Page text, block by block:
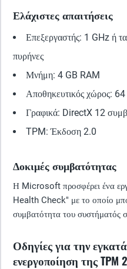
Ελάχιστες απαιτήσεις
Επεξεργαστής: 1 GHz ή
πυρήνες
Μνήμη: 4 GB RAM
Αποθηκευτικός χώρος:
Γραφικά: DirectX 12
TPM: Έκδοση 2.0
Δοκιμές συμβατότητας
Η Microsoft προσφέρει ένα
Health Check" με το οποίο
συμβατότητα του συστήματός
Οδηγίες για την
ενεργοποίηση της TPM